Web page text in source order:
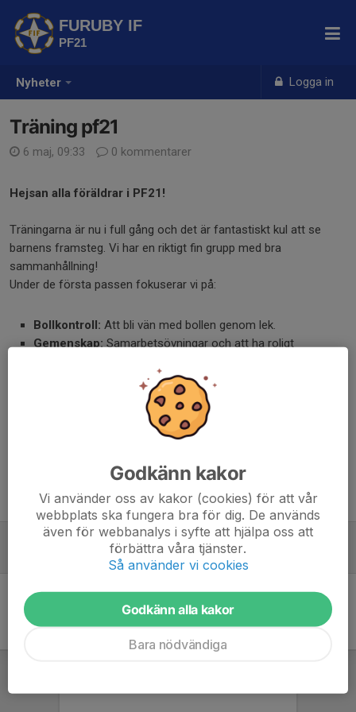
Nyheter Logga in
FURUBY IF
PF21
Träning pf21
6 maj, 09:33 0 kommentarer
Hejsan alla föräldrar i PF21!
Träningarna är nu i full gång och det är fantastiskt kul att se
barnens framsteg. Vi har en riktigt fin grupp med bra
sammanhållning!
Under de första passen fokuserar vi på:
Bollkontroll: Att bli vän med bollen genom lek.
Gemenskap:Samarbetsövningar och att ha roligt
Har ni feedback eller funderingar? Hör gärna av er till mig direkt.
Tidigare nyheter
Träning pf21
6 maj, 09:33 0
Godkänn kakor
Vi använder oss av kakor (cookies) för att vår
webbplats ska fungera bra för dig. De används
även för webbanalys i syfte att hjälpa oss att
förbättra våra tjänster.
Så använder vi cookies
Godkänn alla kakor
Bara nödvändiga